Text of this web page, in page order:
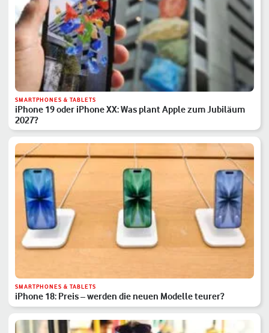
SMARTPHONES & TABLETS
iPhone 19 oder iPhone XX: Was plant Apple zum Jubiläum
2027?
SMARTPHONES & TABLETS
iPhone 18: Preis – werden die neuen Modelle teurer?